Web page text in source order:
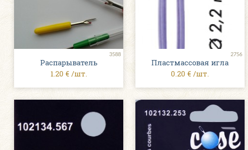
3588
Распарыватель
1.20 € /шт.
2756
Пластмассовая игла
0.20 € /шт.